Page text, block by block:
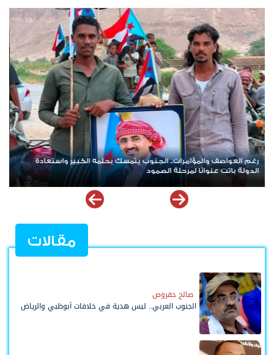
نجاح لافت للعصيان المدني السلمي في شل الحركة بالعاصمة عدن في
أول أيامه تلبيةً لدعوة النقابات العمالية
مقالات
صالح حقروص
الجنوب العربي.. ليس هدية في خلافات أبوظبي والرياض